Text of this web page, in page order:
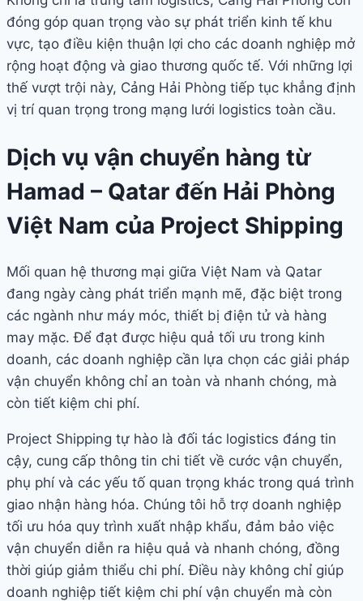
đóng góp quan trọng vào sự phát triển kinh tế khu
vực, tạo điều kiện thuận lợi cho các doanh nghiệp mở
rộng hoạt động và giao thương quốc tế. Với những lợi
thế vượt trội này, Cảng Hải Phòng tiếp tục khẳng định
vị trí quan trọng trong mạng lưới logistics toàn cầu.
Dịch vụ vận chuyển hàng từ
Hamad – Qatar đến Hải Phòng
Việt Nam của Project Shipping
Mối quan hệ thương mại giữa Việt Nam và Qatar
đang ngày càng phát triển mạnh mẽ, đặc biệt trong
các ngành như máy móc, thiết bị điện tử và hàng
may mặc. Để đạt được hiệu quả tối ưu trong kinh
doanh, các doanh nghiệp cần lựa chọn các giải pháp
vận chuyển không chỉ an toàn và nhanh chóng, mà
còn tiết kiệm chi phí.
Project Shipping tự hào là đối tác logistics đáng tin
cậy, cung cấp thông tin chi tiết về cước vận chuyển,
phụ phí và các yếu tố quan trọng khác trong quá trình
giao nhận hàng hóa. Chúng tôi hỗ trợ doanh nghiệp
tối ưu hóa quy trình xuất nhập khẩu, đảm bảo việc
vận chuyển diễn ra hiệu quả và nhanh chóng, đồng
thời giúp giảm thiểu chi phí. Điều này không chỉ giúp
doanh nghiệp tiết kiệm chi phí vận chuyển mà còn